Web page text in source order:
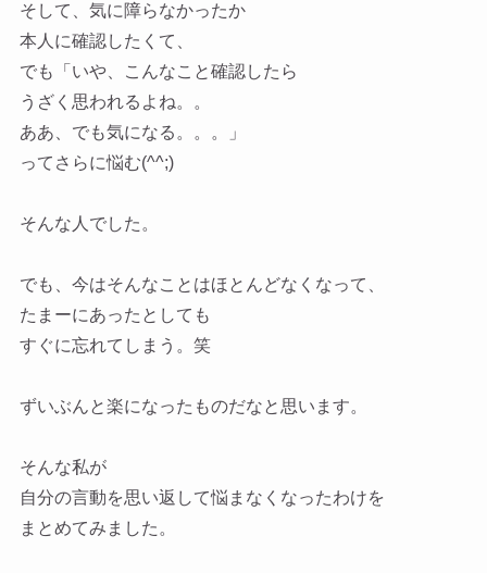
そして、気に障らなかったか
本人に確認したくて、
でも「いや、こんなこと確認したら
うざく思われるよね。。
ああ、でも気になる。。。」
ってさらに悩む(^^;)
そんな人でした。
でも、今はそんなことはほとんどなくなって、
たまーにあったとしても
すぐに忘れてしまう。笑
ずいぶんと楽になったものだなと思います。
そんな私が
自分の言動を思い返して悩まなくなったわけを
まとめてみました。